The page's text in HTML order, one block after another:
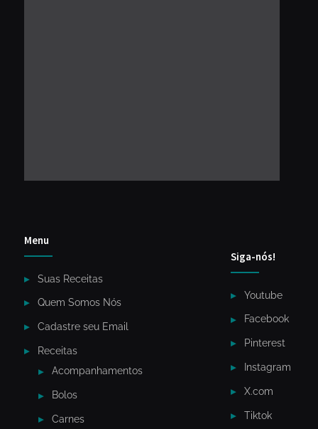
Menu
Suas Receitas
Quem Somos Nós
Cadastre seu Email
Receitas
Acompanhamentos
Bolos
Carnes
Siga-nós!
Youtube
Facebook
Pinterest
Instagram
X.com
Tiktok